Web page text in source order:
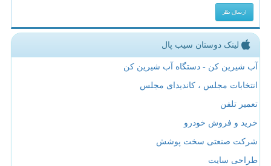
لینک دوستان سیب پال
آب شیرین کن - دستگاه آب شیرین کن
انتخابات مجلس ، کاندیدای مجلس
تعمیر تلفن
خرید و فروش خودرو
شرکت صنعتی سخت پوشش
طراحی سایت